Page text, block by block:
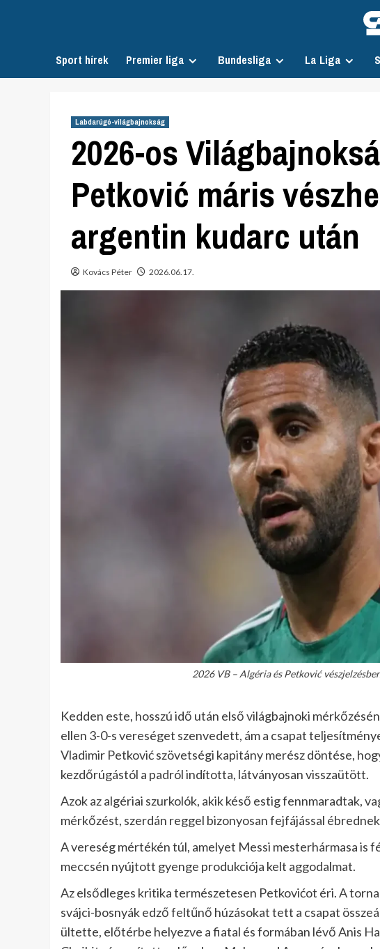
Sport hírek Premier liga Bundesliga La Liga
Labdarúgó-világbajnokság
2026-os
Petković máris
argentin kudarc után
Kovács Péter 2026.06.17.
2026 VB – Algéria és Petković
Kedden este, hosszú idő után első világbajnoki
ellen 3-0-s vereséget szenvedett, ám a csapat
Vladimir Petković szövetségi kapitány merész döntése,
kezdőrúgástól a padról indította, látványosan visszaütött.
Azok az algériai szurkolók, akik késő estig fennmaradtak,
mérkőzést, szerdán reggel bizonyosan fejfájással
A vereség mértékén túl, amelyet Messi mesterhármasa is
meccsén nyújtott gyenge produkciója kelt aggodalmat.
Az elsődleges kritika természetesen Petkovićot éri. A
svájci-bosnyák edző feltűnő húzásokat tett a csapat
ültette, előtérbe helyezve a fiatal és formában lévő Anis